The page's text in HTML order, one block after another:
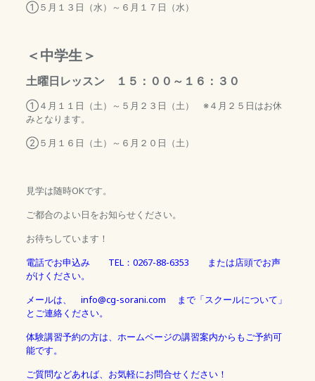
①５月１３日（水）～６月１７日（水）
＜中学生＞
土曜日レッスン １５：００～１６：３０
①４月１１日（土）～５月２３日（土） ※４月２５日はお休
みとなります。
②５月１６日（土）～６月２０日（土）
見学は随時OKです。
ご都合のよい日をお知らせください。
お待ちしています！
電話でお申込み TEL：0267-88-6353 または店頭でお声
がけください。
メールは、 info@cg-sorani.com まで「スクールについて」
とご連絡ください。
体験講習予約の方は、ホームページの講習案内からもご予約可
能です。
ご質問などあれば、お気軽にお問合せください！